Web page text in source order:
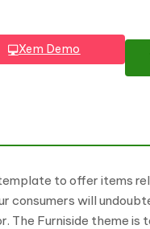
Xem Demo
to offer items
consumers will
Furniside theme is